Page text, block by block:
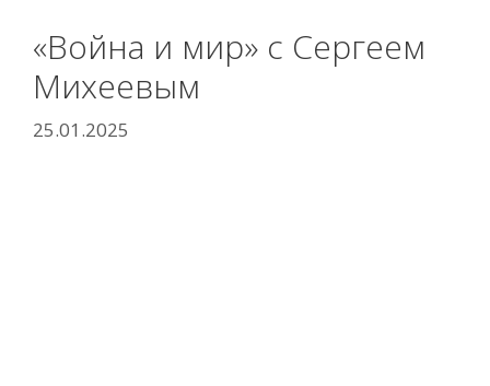
«Война и мир» с Сергеем
Михеевым
25.01.2025